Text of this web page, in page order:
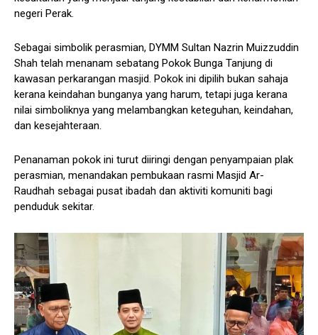
negeri Perak.
Sebagai simbolik perasmian, DYMM Sultan Nazrin Muizzuddin
Shah telah menanam sebatang Pokok Bunga Tanjung di
kawasan perkarangan masjid. Pokok ini dipilih bukan sahaja
kerana keindahan bunganya yang harum, tetapi juga kerana
nilai simboliknya yang melambangkan keteguhan, keindahan,
dan kesejahteraan.
Penanaman pokok ini turut diiringi dengan penyampaian plak
perasmian, menandakan pembukaan rasmi Masjid Ar-
Raudhah sebagai pusat ibadah dan aktiviti komuniti bagi
penduduk sekitar.